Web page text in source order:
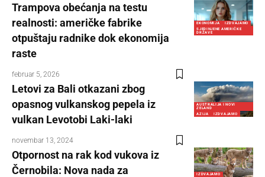
EKONOMIJA
IZDVAJAMO
SJEDINJENE AMERIČKE
DRŽAVE
Trampova obećanja na testu
realnosti: američke fabrike
otpuštaju radnike dok ekonomija
raste
februar 5, 2026
AUSTRALIJA I NOVI
ZELAND
AZIJA
IZDVAJAMO
Letovi za Bali otkazani zbog
opasnog vulkanskog pepela iz
vulkan Levotobi Laki-laki
novembar 13, 2024
IZDVAJAMO
Otpornost na rak kod vukova iz
Černobila: Nova nada za